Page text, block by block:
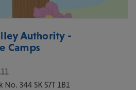
Authority -
Camps
No. 344 SK S7T 1B1